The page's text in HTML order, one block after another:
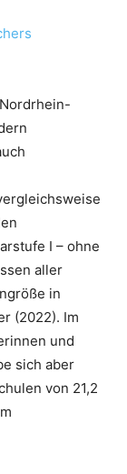
I – ohne
aller
in
(2022). Im
und
sich aber
von 21,2